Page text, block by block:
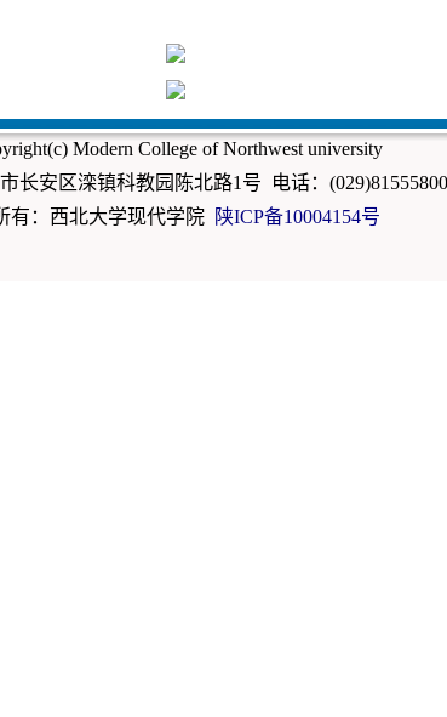
Modern College of Northwest university
长安区滦镇科教园陈北路1号 电话：(029)81555800
有：西北大学现代学院 陕ICP备10004154号